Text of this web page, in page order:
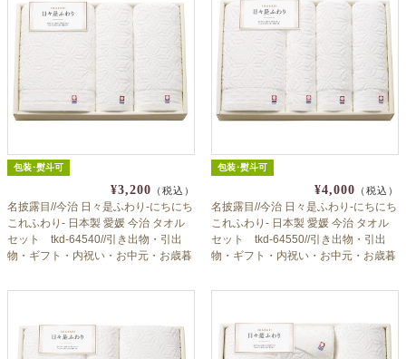
包装･熨斗可
¥3,200 （税込）
名披露目//今治 日々是ふわり-にちにち
これふわり- 日本製 愛媛 今治 タオル
セット tkd-64540//引き出物・引出
物・ギフト・内祝い・お中元・お歳暮
包装･熨斗可
¥4,000 （税込）
名披露目//今治 日々是ふわり-にちにち
これふわり- 日本製 愛媛 今治 タオル
セット tkd-64550//引き出物・引出
物・ギフト・内祝い・お中元・お歳暮